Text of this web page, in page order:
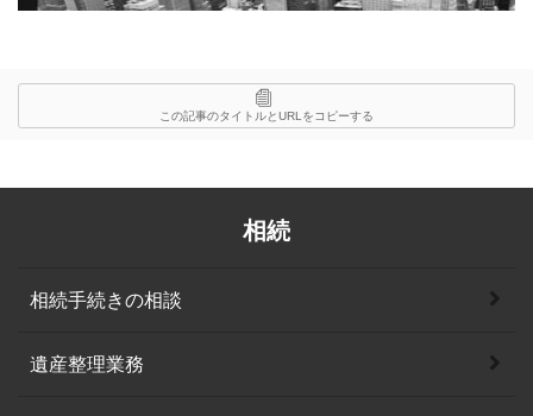
この記事のタイトルとURLをコピーする
相続
相続手続きの相談
遺産整理業務